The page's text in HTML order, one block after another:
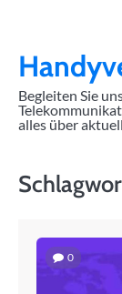
content
Begleiten Sie
alles über
0